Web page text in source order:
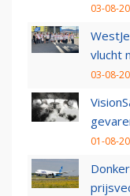
03-08-
vlucht
03-08-
01-08-